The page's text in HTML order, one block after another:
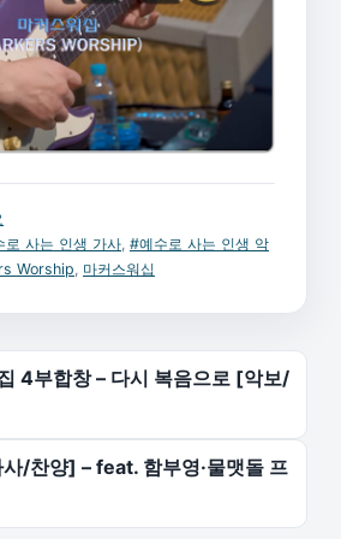
로 사는 인생 가사 #예수로 사는 인생 악
Worship 마커스워십
4부합창 – 다시 복음으로 [악보/
/찬양] – feat. 함부영·물맷돌 프